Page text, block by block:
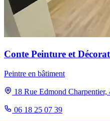
Conte Peinture et
Peintre en bâtiment
18 Rue Edmond
06 18 25 07 39